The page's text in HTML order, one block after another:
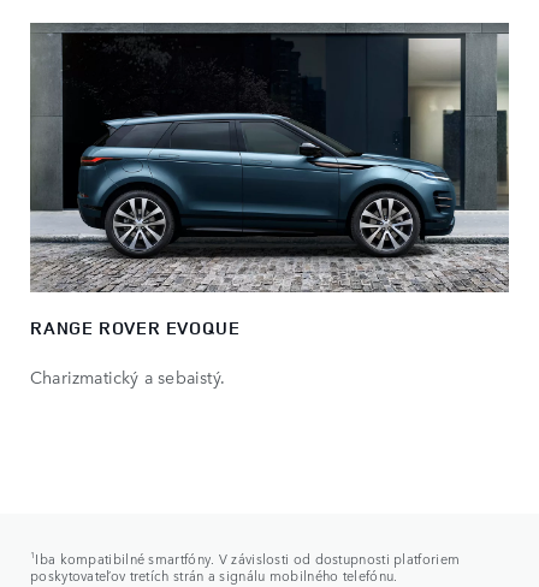
RANGE ROVER EVOQUE
Charizmatický a sebaistý.
1 Iba kompatibilné smartfóny. V závislosti od dostupnosti platforiem
poskytovateľov tretích strán a signálu mobilného telefónu.